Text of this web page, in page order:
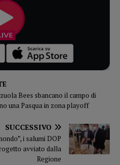
Bees sbancano il campo di
una Pasqua in zona playoff
SUCCESSIVO
i salumi DOP
avviato dalla
Regione